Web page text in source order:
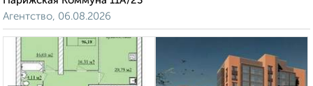
Агентство, 06.08.2026